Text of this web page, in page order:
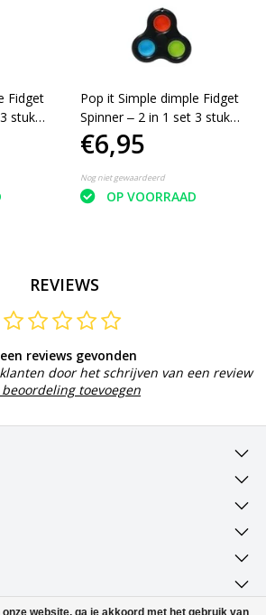
Fidget
stuks
Pop it Simple dimple Fidget
Spinner ‒ 2 in 1 set 3 stuks
‒ Rage 2021 Zwart
€6,95
Nog niet gewaardeerd
OP VOORRAAD
REVIEWS
reviews gevonden
door het schrijven van een review
beoordeling toevoegen
website, ga je akkoord met het gebruik van